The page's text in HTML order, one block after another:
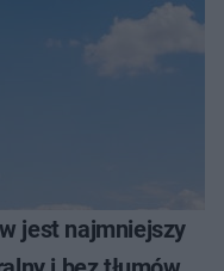
jest najmniejszy